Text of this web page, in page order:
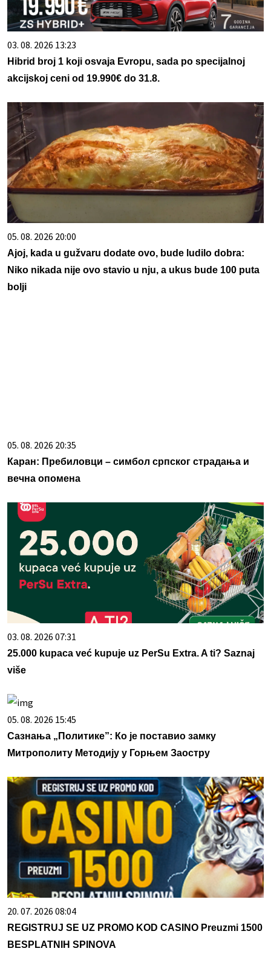
03. 08. 2026 13:23
Hibrid broj 1 koji osvaja Evropu, sada po specijalnoj
akcijskoj ceni od 19.990€ do 31.8.
05. 08. 2026 20:00
Ajoj, kada u gužvaru dodate ovo, bude ludilo dobra:
Niko nikada nije ovo stavio u nju, a ukus bude 100 puta
bolji
05. 08. 2026 20:35
Каран: Пребиловци – симбол српског страдања и
вечна опомена
03. 08. 2026 07:31
25.000 kupaca već kupuje uz PerSu Extra. A ti? Saznaj
više
05. 08. 2026 15:45
Сазнања „Политике”: Ко је поставио замку
Митрополиту Методију у Горњем Заостру
20. 07. 2026 08:04
REGISTRUJ SE UZ PROMO KOD CASINO Preuzmi 1500
BESPLATNIH SPINOVA